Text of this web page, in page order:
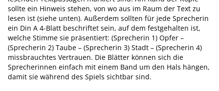
sollte ein Hinweis stehen, von wo aus im Raum der Text zu
lesen ist (siehe unten). Außerdem sollten für jede Sprecherin
ein Din A 4-Blatt beschriftet sein, auf dem festgehalten ist,
welche Stimme sie präsentiert: (Sprecherin 1) Opfer –
(Sprecherin 2) Taube – (Sprecherin 3) Stadt – (Sprecherin 4)
missbrauchtes Vertrauen. Die Blätter können sich die
Sprecherinnen einfach mit einem Band um den Hals hängen,
damit sie während des Spiels sichtbar sind.